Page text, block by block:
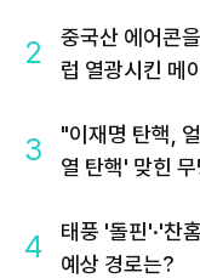
2
중국산 에어콘
럽 열광시킨 메
3
"이재명 탄핵,
열 탄핵' 맞힌
4
태풍 '돌핀'·'찬
예상 경로는?